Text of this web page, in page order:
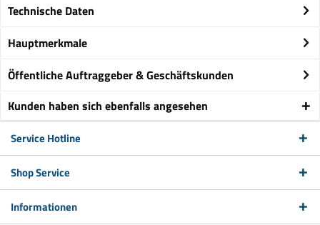
Technische Daten
Hauptmerkmale
Öffentliche Auftraggeber & Geschäftskunden
Kunden haben sich ebenfalls angesehen
Service Hotline
Shop Service
Informationen